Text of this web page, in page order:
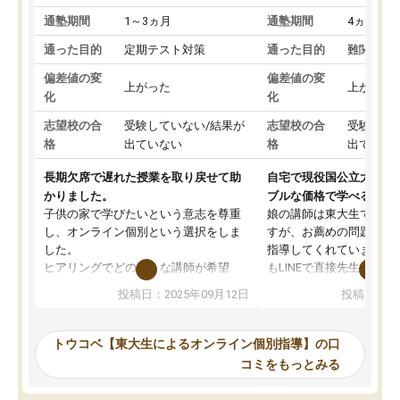
通塾期間 1～3ヵ月
通った目的 定期テスト対策
偏差値の変
化
上がった
志望校の合
格
受験していない/結果が
出ていない
長期欠席で遅れた授業を取り戻せて助
かりました。
子供の家で学びたいという意志を尊重
し、オンライン個別という選択をしま
した。
ヒアリングでどのような講師が希望
か、オプションは付帯するかなど選ぶ
事が出来ました。
ーティングを行い、その講師で良いか
見てから講師を決定する事ができま
す。
投稿日：2025年09月12日
通塾期間 4ヵ月～1
通った目的 難関私立
偏差値の変
化
上がった
志望校の合
格
受験して
出ていな
自宅で現役国公立大学生
ブルな価格で学べる
娘の講師は東大生では無
すが、お薦めの問題集や
指導してくれています。
もLINEで直接先生に質問
めれるので、個人に合
いなのがあり(有料)、受
ことをどんなスケジュー
くか相談したのですが、
ち期待したものではなく
投稿日：
トウコベ【東大生によるオンライン個別指導】の口
コミをもっとみる